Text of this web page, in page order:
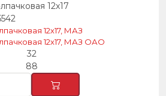
12х17
12х17, МАЗ
12х17, МАЗ ОАО
32
88